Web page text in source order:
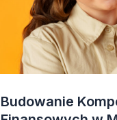
Budowanie